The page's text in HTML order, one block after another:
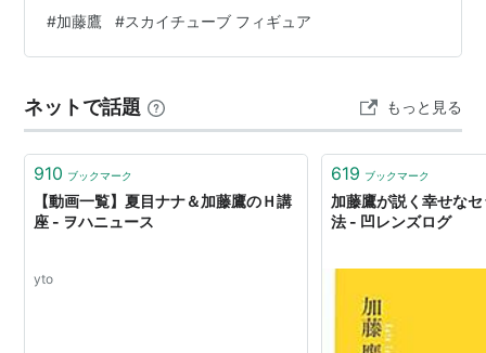
2000年 秘技伝授（KKロングセラーズ）
鷹（KKロングセラーズ）
2001年 天才たちのDNA（マガジンハウス）
は、スカイチューブより2026年12月発売の予定です♪
【Amazon】『その男、タカ 加藤鷹ゴッドフィンガー伝
フィギュア【スカイチューブ】《2026年12月予約》 【そ
の他の写真はコチ…
#加藤鷹 #スカイチューブ フィギュア
ネットで話題 もっと見る
910 ブックマーク
【動画一覧】夏目ナナ＆加藤鷹のＨ講
座 - ヲハニュース
yto
619 ブックマーク
加藤鷹が説く幸せな
法 - 凹レンズログ